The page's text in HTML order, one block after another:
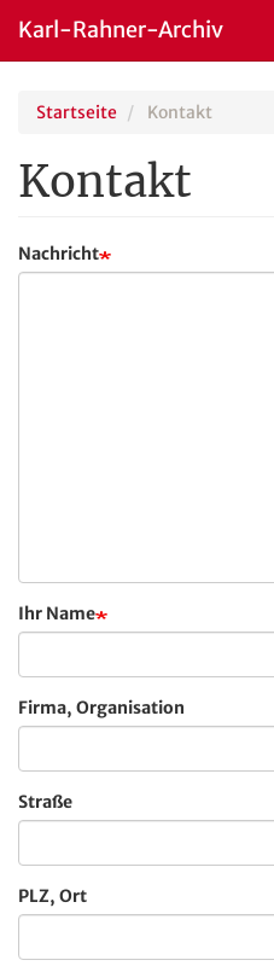
content
Karl-Rahner-Archiv
Startseite Kontakt
Kontakt
Nachricht
Ihr Name
Firma, Organisation
Straße
PLZ, Ort